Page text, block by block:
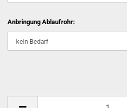
Anbringung Ablaufrohr: